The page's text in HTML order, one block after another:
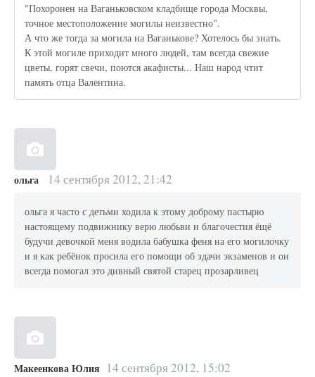
"Похоронен на Ваганьковском кладбище города Москвы,
точное местоположение могилы неизвестно".
А что же тогда за могила на Ваганькове? Хотелось бы знать.
К этой могиле приходит много людей, там всегда свежие
цветы, горят свечи, поются акафисты... Наш народ чтит
память отца Валентина.
ольга 14 сентября 2012, 21:42
ольга я часто с детьми ходила к этому доброму пастырю
настоящему подвижнику верю любьви и благочестия ёщё
будучи девочкой меня водила бабушка феня на его могилочку
и я как ребёнок просила его помощи об здачи экзаменов и он
всегда помогал это дивный святой старец прозарливец
Макеенкова Юлия 14 сентября 2012, 15:02